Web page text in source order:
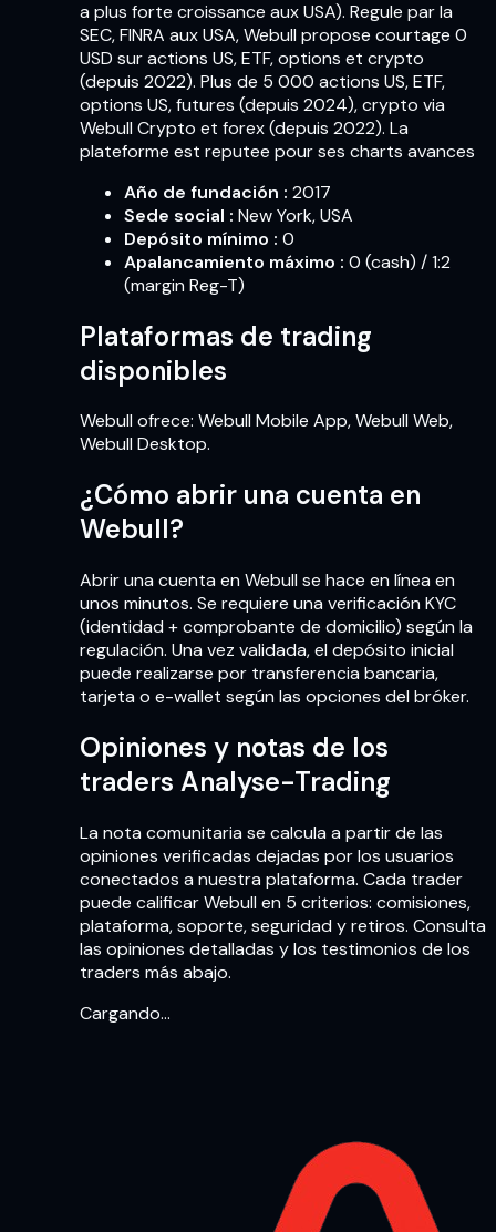
a plus forte croissance aux USA). Regule par la
SEC, FINRA aux USA, Webull propose courtage 0
USD sur actions US, ETF, options et crypto
(depuis 2022). Plus de 5 000 actions US, ETF,
options US, futures (depuis 2024), crypto via
Webull Crypto et forex (depuis 2022). La
plateforme est reputee pour ses charts avances
Año de fundación : 2017
Sede social : New York, USA
Depósito mínimo : 0
Apalancamiento máximo : 0 (cash) / 1:2
(margin Reg-T)
Plataformas de trading
disponibles
Webull ofrece: Webull Mobile App, Webull Web,
Webull Desktop.
¿Cómo abrir una cuenta en
Webull?
Abrir una cuenta en Webull se hace en línea en
unos minutos. Se requiere una verificación KYC
(identidad + comprobante de domicilio) según la
regulación. Una vez validada, el depósito inicial
puede realizarse por transferencia bancaria,
tarjeta o e-wallet según las opciones del bróker.
Opiniones y notas de los
traders Analyse-Trading
La nota comunitaria se calcula a partir de las
opiniones verificadas dejadas por los usuarios
conectados a nuestra plataforma. Cada trader
puede calificar Webull en 5 criterios: comisiones,
plataforma, soporte, seguridad y retiros. Consulta
las opiniones detalladas y los testimonios de los
traders más abajo.
Cargando…